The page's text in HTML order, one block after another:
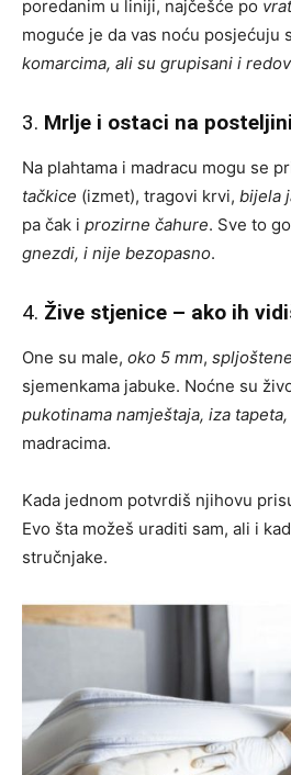
poredanim u liniji, najčešće po
moguće je da vas noću posjećuju
komarcima, ali su grupisani i
3. Mrlje i ostaci na posteljini
Na plahtama i madracu mogu se
tačkice (izmet), tragovi krvi, bijela
pa čak i prozirne čahure. Sve to
gnezdi, i nije bezopasno.
4. Žive stjenice – ako ih
One su male, oko 5 mm,
sjemenkama jabuke. Noćne su
pukotinama namještaja, iza
madracima.
Kada jednom potvrdiš njihovu
Evo šta možeš uraditi sam, ali i
stručnjake.